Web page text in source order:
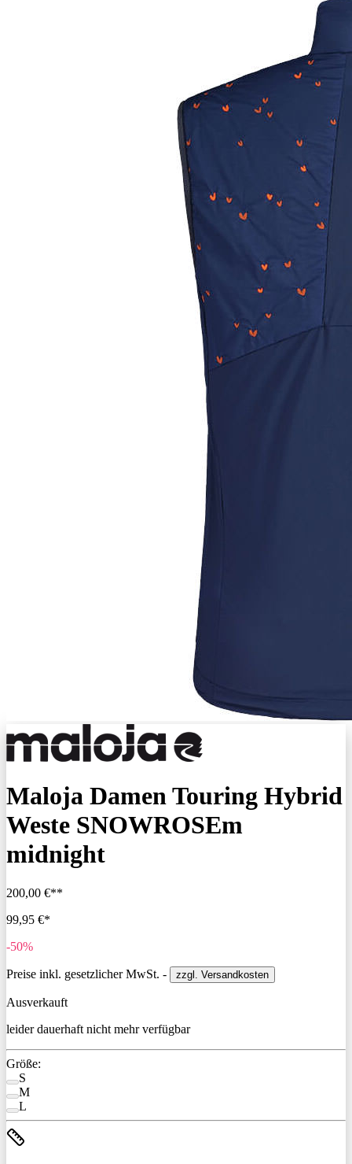
Maloja Damen Touring Hybrid
Weste SNOWROSEm
midnight
200,00 €**
99,95 €*
-50%
Preise inkl. gesetzlicher MwSt. - zzgl. Versandkosten
Ausverkauft
leider dauerhaft nicht mehr verfügbar
Größe:
S
M
L